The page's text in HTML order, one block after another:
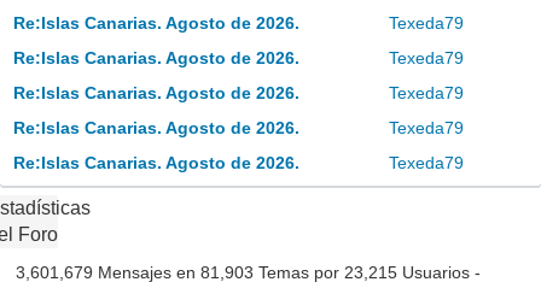
Re:Islas Canarias. Agosto de 2026.
Texeda79
Re:Islas Canarias. Agosto de 2026.
Texeda79
Re:Islas Canarias. Agosto de 2026.
Texeda79
Re:Islas Canarias. Agosto de 2026.
Texeda79
Re:Islas Canarias. Agosto de 2026.
Texeda79
Foro
3,601,679 Mensajes en 81,903 Temas por 23,215 Usuarios -